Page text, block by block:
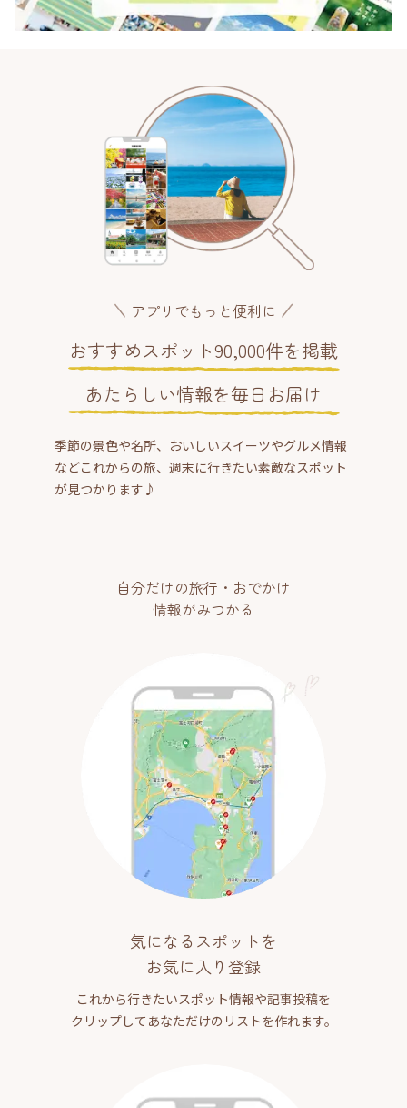
アプリでもっと便利に
おすすめスポット90,000件を掲載
あたらしい情報を毎日お届け
季節の景色や名所、おいしいスイーツやグルメ情報
などこれからの旅、週末に行きたい素敵なスポット
が見つかります♪
自分だけの旅行・おでかけ
情報がみつかる
気になるスポットを
お気に入り登録
これから行きたいスポット情報や記事投稿を
クリップしてあなただけのリストを作れます。